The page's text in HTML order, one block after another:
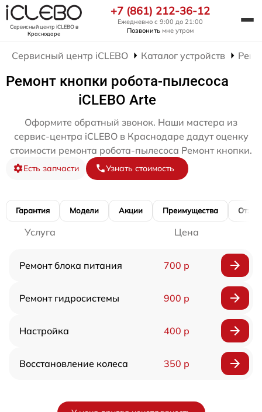
Сервисный центр iCLEBOв
Краснодаре
+7 (861) 212-36-12
Ежедневно с 9:00 до 21:00
Позвонить мне утром
Сервисный центр iCLEBO Каталог устройств
Ремонт кнопки робота-пылесоса
iCLEBO Arte
Оформите обратный звонок. Наши мастера из
сервис-центра iCLEBO в Краснодаре дадут оценку
стоимости ремонта робота-пылесоса Ремонт кнопки.
Есть запчасти Узнать стоимость
Гарантия Модели Акции Преимущества
Услуга Цена
Ремонт блока питания 700 р
Ремонт гидросистемы 900 р
Настройка 400 р
Восстановление колеса 350 р